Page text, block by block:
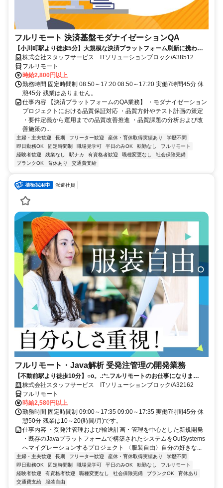
フルリモート 決済基盤モダナイゼーションQA
【小川町駅より徒歩5分】大規模な決済プラットフォーム刷新に携われ
ます。品質保証の専門性を発揮できる環境です。フルリモートで活躍で
きる案件です☆
株式会社スタッフサービス ITソリューションブロック/A38512
フルリモート
時給2,800円以上
勤務時間 固定時間制 08:50～17:20 08:50～17:20 実働7時間45分 休
憩45分 残業はありません。
仕事内容 【決済プラットフォームのQA業務】 ・モダナイゼーション
プロジェクトにおける品質保証対応 ・品質方針やテスト計画の策定
・要件定義から運用までの品質改善推進 ・品質課題の分析および改
善施策の...
主婦・主夫歓迎 長期 フリーター歓迎 産休・育休取得実績あり
学歴不問
即日勤務OK
固定時間制 職場見学可 平日のみOK 転勤なし
フルリモート
経験者歓迎
残業なし 駅ナカ 有資格者歓迎 職種変更なし
社会保険完備
ブランクOK
育休あり 交通費支給
派遣社員
フルリモート・Java解析 受発注管理の開発業務
【不動前駅より徒歩10分】○o。.:*:.フルリモートのお仕事になりま
す.:*:.。o○ご応募お待ちしております！
株式会社スタッフサービス ITソリューションブロック/A32162
フルリモート
時給2,580円以上
勤務時間 固定時間制 09:00～17:35 09:00～17:35 実働7時間45分 休
憩50分 残業は10～20(時間/月)です。
仕事内容 ・受発注管理および輸送計画・管理を中心とした新規開発
・既存のJavaプラットフォームで構築されたシステムをOutSystems
へマイグレーションするプロジェクト 〈服装自由〉自分の好きな...
主婦・主夫歓迎 長期 フリーター歓迎 産休・育休取得実績あり
学歴不問
即日勤務OK
固定時間制 職場見学可 平日のみOK 転勤なし
フルリモート
経験者歓迎
有資格者歓迎 職種変更なし 社会保険完備 ブランクOK
育休あり
交通費支給
服装自由